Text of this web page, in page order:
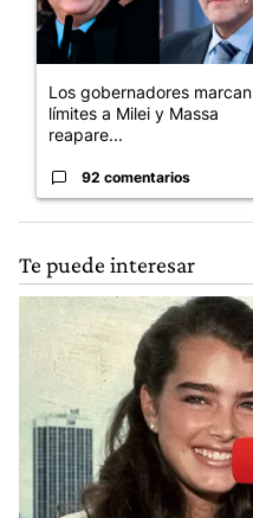
Los gobernadores marcan
límites a Milei y Massa
reapare...
92 comentarios